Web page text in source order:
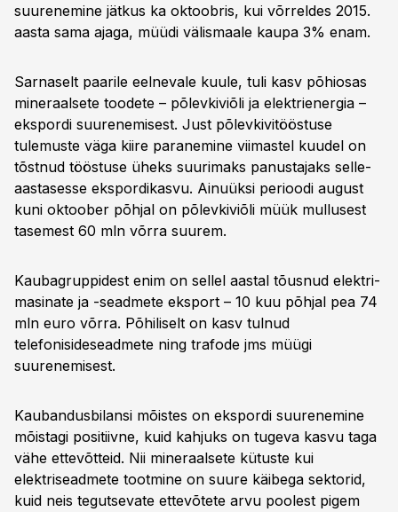
suurenemine jätkus ka oktoobris, kui võrreldes 2015.
aasta sama ajaga, müüdi välismaale kaupa 3% enam.
Sarnaselt paarile eelnevale kuule, tuli kasv põhiosas
mineraalsete toodete – põlevkiviõli ja elektrienergia –
ekspordi suurenemisest. Just põlevkivitööstuse
tulemuste väga kiire paranemine viimastel kuudel on
tõstnud tööstuse üheks suurimaks panustajaks selle­
aastasesse ekspordikasvu. Ainuüksi perioodi august
kuni oktoober põhjal on põlevkiviõli müük mullusest
tasemest 60 mln võrra suurem.
Kaubagruppidest enim on sellel aastal tõusnud elektri­
masinate ja -seadmete eksport – 10 kuu põhjal pea 74
mln euro võrra. Põhiliselt on kasv tulnud
telefonisideseadmete ning trafode jms müügi
suurenemisest.
Kaubandusbilansi mõistes on ekspordi suurenemine
mõistagi positiivne, kuid kahjuks on tugeva kasvu taga
vähe ettevõtteid. Nii mineraalsete kütuste kui
elektriseadmete tootmine on suure käibega sektorid,
kuid neis tegutsevate ettevõtete arvu poolest pigem